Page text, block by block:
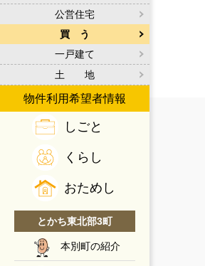
公営住宅
買 う
一戸建て
土 地
物件利用希望者情報
しごと
くらし
おためし
とかち東北部3町
本別町の紹介